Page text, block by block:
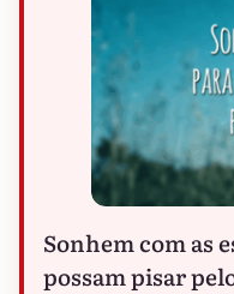
Sonhem com as
possam pisar